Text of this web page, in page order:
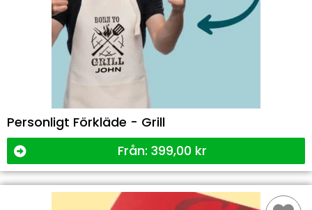
Personligt Förkläde - Grill
Från: 399,00 kr